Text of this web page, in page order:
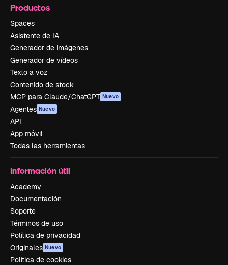
Productos
Spaces
Asistente de IA
Generador de imágenes
Generador de vídeos
Texto a voz
Contenido de stock
MCP para Claude/ChatGPT Nuevo
Agentes Nuevo
API
App móvil
Todas las herramientas
Información útil
Academy
Documentación
Soporte
Términos de uso
Política de privacidad
Originales Nuevo
Política de cookies